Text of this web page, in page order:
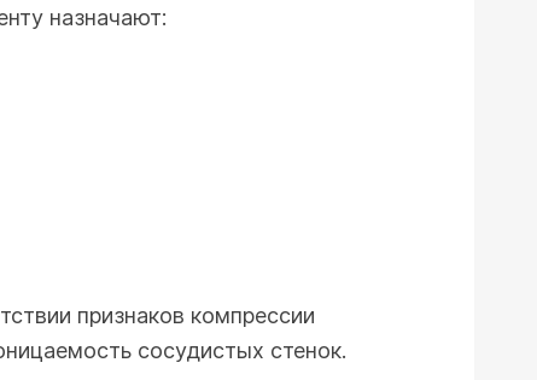
назначают:
признаков компрессии
сосудистых стенок.